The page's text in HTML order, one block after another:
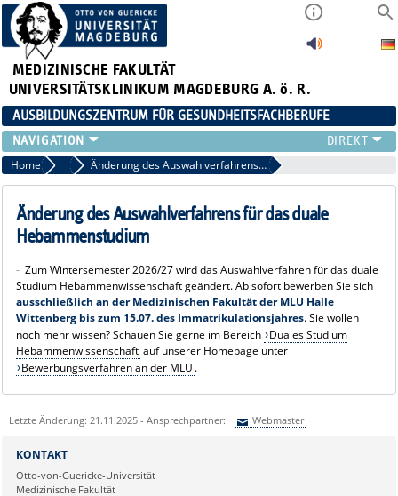
MEDIZINISCHE FAKULTÄT
UNIVERSITÄTSKLINIKUM MAGDEBURG A. ö. R.
AUSBILDUNGSZENTRUM FÜR GESUNDHEITSFACHBERUFE
AUSBILDUNG
FORT- UND WEITERBILDUNGEN
DUALES STUDIUM HEBAMMENWISSENSCHAFT
FREIWILLIGENDIENSTE & PRAKTIKA
Home Aktuelle Meldungen Änderung des Auswahlverfahrens für das duale Hebammenstudium
Änderung des Auswahlverfahrens für das duale
Hebammenstudium
- Zum Wintersemester 2026/27 wird das Auswahlverfahren für das duale
Studium Hebammenwissenschaft geändert. Ab sofort bewerben Sie sich
ausschließlich an der Medizinischen Fakultät der MLU Halle
Wittenberg bis zum 15.07.des Immatrikulationsjahres. Sie wollen
noch mehr wissen? Schauen Sie gerne im Bereich Duales Studium
Hebammenwissenschaft auf unserer Homepage unter
Bewerbungsverfahren an der MLU .
Letzte Änderung: 21.11.2025 - Ansprechpartner: Webmaster
Ihre E-Mailadresse:
KONTAKT
Otto-von-Guericke-Universität
Medizinische Fakultät